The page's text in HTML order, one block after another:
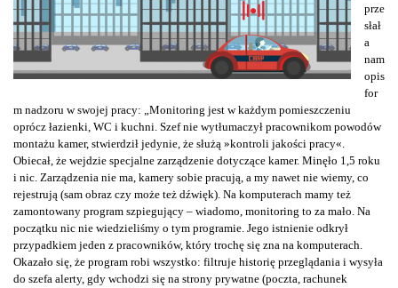
prze
słał
a
nam
opis
for
m nadzoru w swojej pracy: „Monitoring jest w każdym pomieszczeniu
oprócz łazienki, WC i kuchni. Szef nie wytłumaczył pracownikom powodów
montażu kamer, stwierdził jedynie, że służą »kontroli jakości pracy«.
Obiecał, że wejdzie specjalne zarządzenie dotyczące kamer. Minęło 1,5 roku
i nic. Zarządzenia nie ma, kamery sobie pracują, a my nawet nie wiemy, co
rejestrują (sam obraz czy może też dźwięk). Na komputerach mamy też
zamontowany program szpiegujący – wiadomo, monitoring to za mało. Na
początku nic nie wiedzieliśmy o tym programie. Jego istnienie odkrył
przypadkiem jeden z pracowników, który trochę się zna na komputerach.
Okazało się, że program robi wszystko: filtruje historię przeglądania i wysyła
do szefa alerty, gdy wchodzi się na strony prywatne (poczta, rachunek